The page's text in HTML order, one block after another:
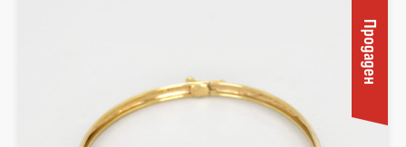
Продаден